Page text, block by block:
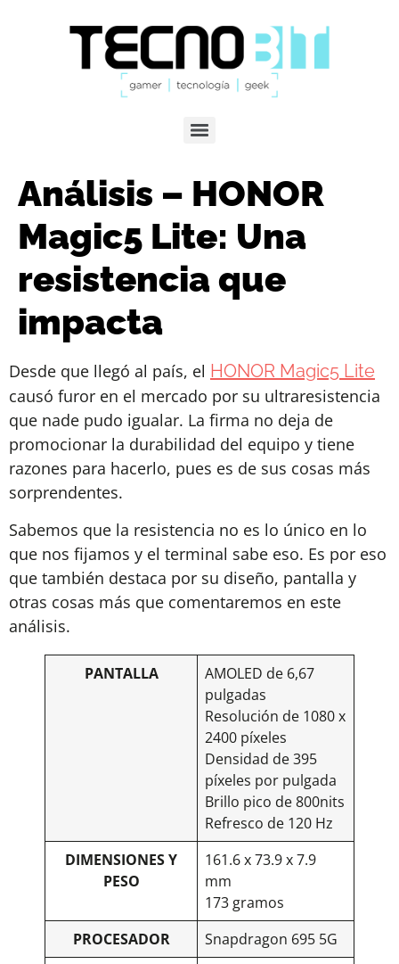
Análisis – HONOR
Magic5 Lite: Una
resistencia que
impacta
Desde que llegó al país, el HONOR Magic5 Lite
causó furor en el mercado por su ultraresistencia
que nade pudo igualar. La firma no deja de
promocionar la durabilidad del equipo y tiene
razones para hacerlo, pues es de sus cosas más
sorprendentes.
Sabemos que la resistencia no es lo único en lo
que nos fijamos y el terminal sabe eso. Es por eso
que también destaca por su diseño, pantalla y
otras cosas más que comentaremos en este
análisis.
PANTALLA
AMOLED de 6,67
pulgadas
Resolución de 1080 x
2400 píxeles
Densidad de 395
píxeles por pulgada
Brillo pico de 800nits
Refresco de 120 Hz
DIMENSIONES Y
PESO
161.6 x 73.9 x 7.9
mm
173 gramos
PROCESADOR
Snapdragon 695 5G